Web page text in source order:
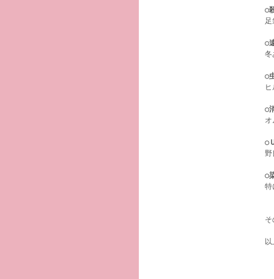
○
足
○
冬
○
○
オ
○
野
○
特
そ